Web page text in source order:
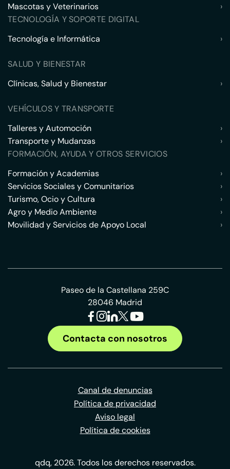
Mascotas y Veterinarios
›
TECNOLOGÍA Y SOPORTE DIGITAL
Tecnología e Informática
›
SALUD Y BIENESTAR
Clínicas, Salud y Bienestar
›
VEHÍCULOS Y TRANSPORTE
Talleres y Automoción
›
Transporte y Mudanzas
›
FORMACIÓN, AYUDA Y OTROS SERVICIOS
Formación y Academias
›
Servicios Sociales y Comunitarios
›
Turismo, Ocio y Cultura
›
Agro y Medio Ambiente
›
Movilidad y Servicios de Apoyo Local
›
Paseo de la Castellana 259C
28046 Madrid
Contacta con nosotros
Canal de denuncias
Política de privacidad
Aviso legal
Política de cookies
qdq, 2026. Todos los derechos reservados.